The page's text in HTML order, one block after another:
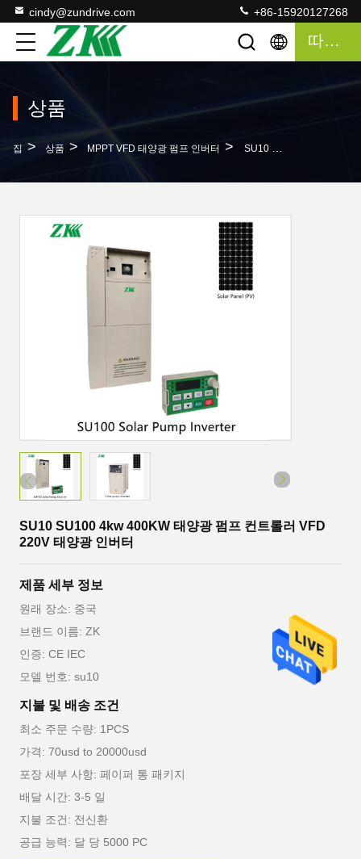
cindy@zundrive.com +86-15920127268
따옴표
상품
집 > 상품 > MPPT VFD 태양광 펌프 인버터 > SU10 SU100 4kw 400KW 태양광 펌프 컨트롤러 VFD 220V 태양광 인버터
SU10 SU100 4kw 400KW 태양광 펌프 컨트롤러 VFD
220V 태양광 인버터
제품 세부 정보
원래 장소: 중국
브랜드 이름: ZK
인증: CE IEC
모델 번호: su10
지불 및 배송 조건
최소 주문 수량: 1PCS
가격: 70usd to 20000usd
포장 세부 사항: 페이퍼 통 패키지
배달 시간: 3-5 일
지불 조건: 전신환
공급 능력: 달 당 5000 PC